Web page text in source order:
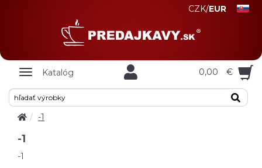
CZK/EUR
Zobrazit
Katalóg 0,00 €
-1
-1
-1